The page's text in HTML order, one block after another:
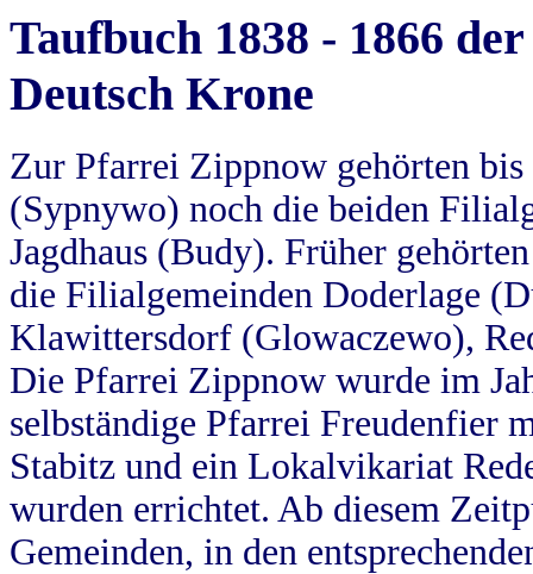
Taufbuch 1838 - 1866
Deutsch Krone
Zur Pfarrei Zippnow gehörten
(Sypnywo) noch die beiden
Jagdhaus (Budy). Früher
die Filialgemeinden Doderlage
Klawittersdorf (Glowaczewo),
Die Pfarrei Zippnow wurde im
selbständige Pfarrei Freudenfier
Stabitz und ein Lokalvikariat
wurden errichtet. Ab diesem
Gemeinden, in den